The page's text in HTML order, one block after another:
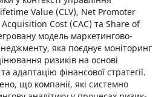
Value (CLV), Net Promoter
Cost (CAC) та Share of
модель маркетингово-
яка поєднує моніторинг
ризиків на основі
адаптацію фінансової стратегії.
що компанії, які системно